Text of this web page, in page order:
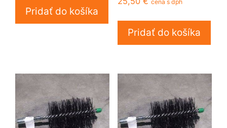
Pridať do košíka
cena s dph
Pridať do košíka